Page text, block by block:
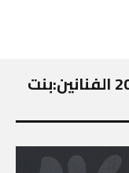
ضيوف غلاف عدد ‘الذبذبات’ 2024 الفنانين:بنت